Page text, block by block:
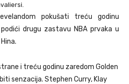
pokušati treću godinu
drugu zastavu NBA prvaka u
i treću godinu zaredom Golden
senzacija. Stephen Curry, Klay